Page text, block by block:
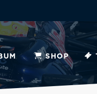
SHOP